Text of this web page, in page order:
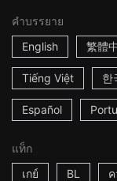
คำบรรยาย
English
繁體
Tiếng Việt 한
Español
แท็ก
เกย์
BL